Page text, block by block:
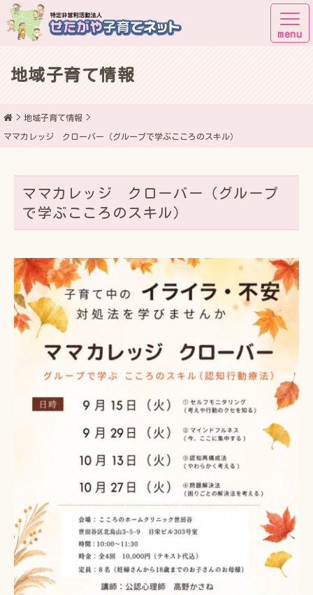
地域子育て情報
地域子育て情報
ママカレッジ クローバー（グループで学ぶこころのスキル）
ママカレッジ クローバー（グループ
で学ぶこころのスキル）